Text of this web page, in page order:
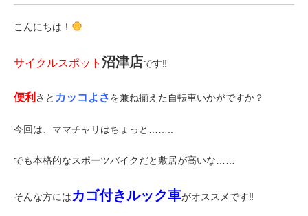
PB全車種カタログ
eVita
こんにちは！
サイクルスポット 沼津店です‼
便利 さと カッコよさを兼ね揃えた自転車いかがですか？
今回は、ママチャリはちょっと……..
でも本格的なスポーツバイクだと敷居が高いな……
そんな方にはカゴ付きルック車がオススメです‼